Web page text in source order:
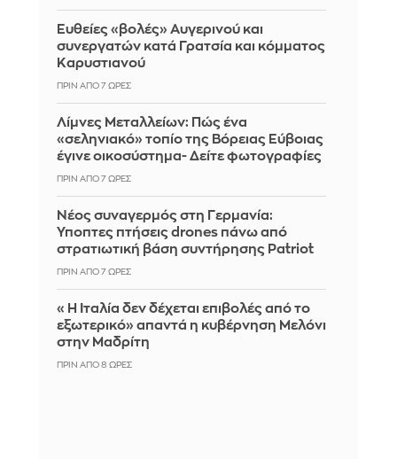
Ευθείες «βολές» Αυγερινού και
συνεργατών κατά Γρατσία και κόμματος
Καρυστιανού
ΠΡΙΝ ΑΠΌ 7 ΏΡΕΣ
Λίμνες Μεταλλείων: Πώς ένα
«σεληνιακό» τοπίο της Βόρειας Εύβοιας
έγινε οικοσύστημα- Δείτε φωτογραφίες
ΠΡΙΝ ΑΠΌ 7 ΏΡΕΣ
Νέος συναγερμός στη Γερμανία:
Ύποπτες πτήσεις drones πάνω από
στρατιωτική βάση συντήρησης Patriot
ΠΡΙΝ ΑΠΌ 7 ΏΡΕΣ
«Η Ιταλία δεν δέχεται επιβολές από το
εξωτερικό» απαντά η κυβέρνηση Μελόνι
στην Μαδρίτη
ΠΡΙΝ ΑΠΌ 8 ΏΡΕΣ